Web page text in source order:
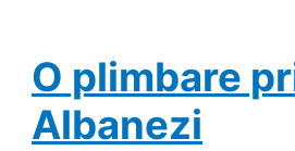
O plimbare
Albanezi